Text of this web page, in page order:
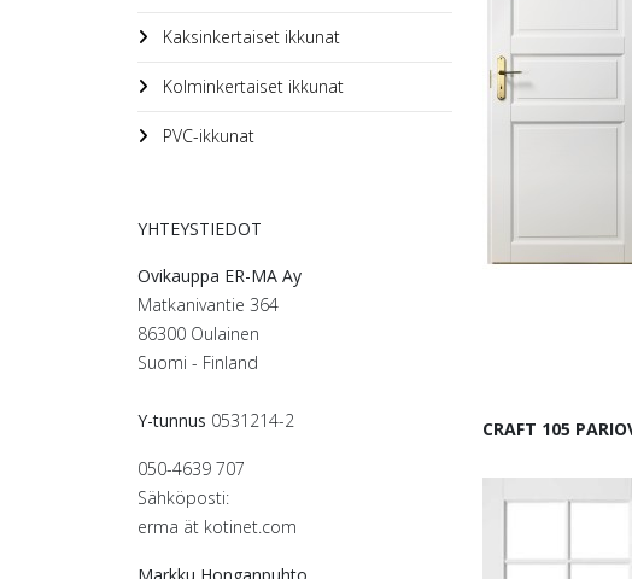
Kaksinkertaiset ikkunat
Kolminkertaiset ikkunat
PVC-ikkunat
YHTEYSTIEDOT
Ovikauppa ER-MA Ay
Matkanivantie 364
86300 Oulainen
Suomi - Finland
Y-tunnus 0531214-2
050-4639 707
Sähköposti:
erma ät kotinet.com
CRAFT 105